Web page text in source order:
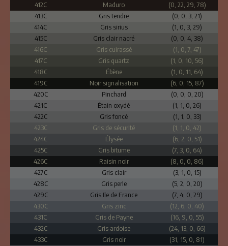
412C
Maduro
(0, 22, 29, 78)
413C
Gris tendre
(0, 0, 3, 21)
414C
Gris sirius
(1, 0, 3, 29)
415C
Gris clair nacré
(0, 0, 4, 38)
416C
Gris cuirassé
(1, 0, 7, 47)
417C
Gris quartz
(1, 0, 10, 56)
418C
Ébène
(1, 0, 11, 64)
419C
Noir signalisation
(6, 0, 15, 87)
420C
Pinchard
(0, 0, 0, 20)
421C
Étain oxydé
(1, 1, 0, 26)
422C
Gris foncé
(1, 1, 0, 33)
423C
Gris de sécurité
(1, 1, 0, 42)
424C
Élysée
(6, 2, 0, 51)
425C
Gris bitume
(7, 3, 0, 64)
426C
Raisin noir
(8, 0, 0, 86)
427C
Gris clair
(3, 1, 0, 15)
428C
Gris perle
(5, 2, 0, 20)
429C
Gris Ile de France
(7, 4, 0, 29)
430C
Gris zinc
(12, 6, 0, 40)
431C
Gris de Payne
(16, 9, 0, 55)
432C
Gris ardoise
(24, 13, 0, 66)
433C
Gris noir
(31, 15, 0, 81)